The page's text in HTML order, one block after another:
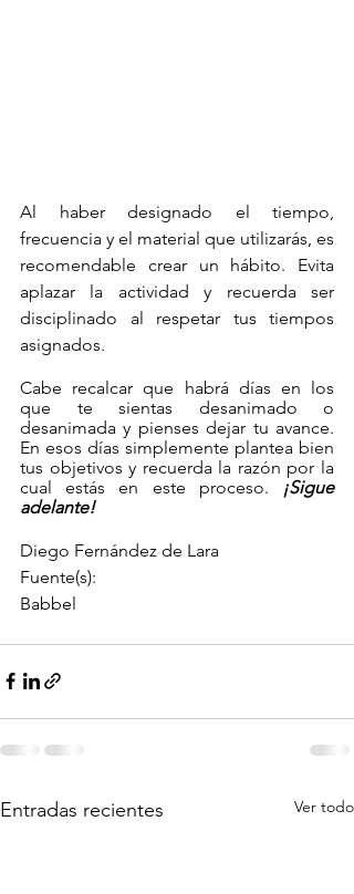
Al haber designado el tiempo,
frecuencia y el material que utilizarás, es
recomendable crear un hábito. Evita
aplazar la actividad y recuerda ser
disciplinado al respetar tus tiempos
asignados.
Cabe recalcar que habrá días en los
que te sientas desanimado o
desanimada y pienses dejar tu avance.
En esos días simplemente plantea bien
tus objetivos y recuerda la razón por la
cual estás en este proceso.
¡Sigue
adelante!
Diego Fernández de Lara
Fuente(s):
Babbel
Entradas recientes Ver todo